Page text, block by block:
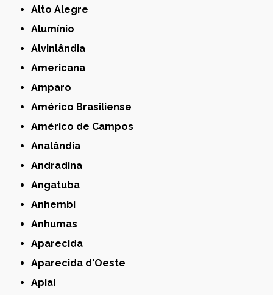
Alto Alegre
Alumínio
Alvinlândia
Americana
Amparo
Américo Brasiliense
Américo de Campos
Analândia
Andradina
Angatuba
Anhembi
Anhumas
Aparecida
Aparecida d'Oeste
Apiaí